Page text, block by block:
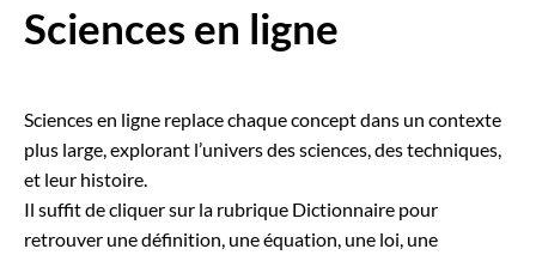
Sciences en ligne
Sciences en ligne replace chaque concept dans un contexte
plus large, explorant l’univers des sciences, des techniques,
et leur histoire.
Il suffit de cliquer sur la rubrique Dictionnaire pour
retrouver une définition, une équation, une loi, une